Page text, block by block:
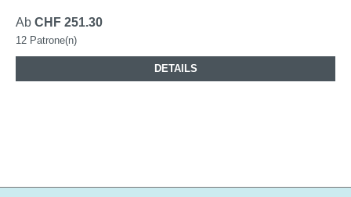
Ab CHF 251.30
12 Patrone(n)
DETAILS